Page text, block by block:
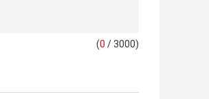
(0 / 3000)